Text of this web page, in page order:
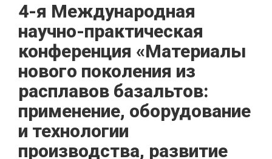
4-я Международная
научно-практическая
конференция «Материалы
нового поколения из
расплавов базальтов:
применение, оборудование
и технологии
производства, развитие